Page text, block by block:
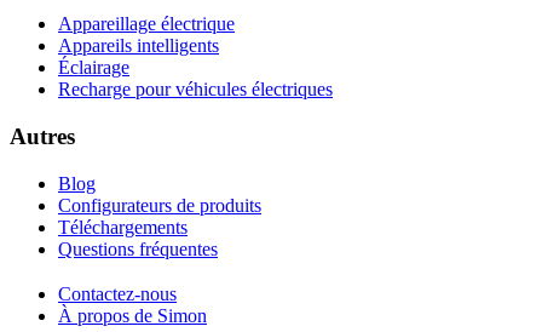
Appareillage électrique
Appareils intelligents
Éclairage
Recharge pour véhicules électriques
Autres
Blog
Configurateurs de produits
Téléchargements
Questions fréquentes
Contactez-nous
À propos de Simon